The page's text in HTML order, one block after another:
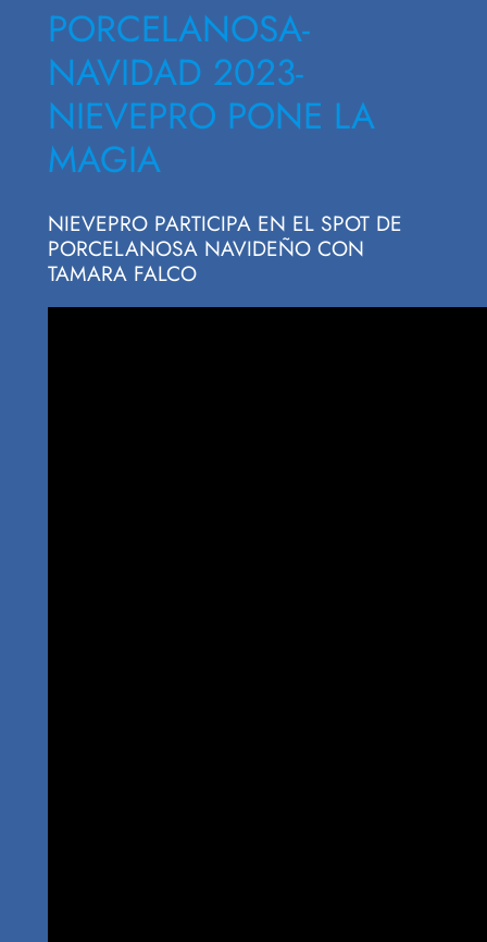
PORCELANOSA-
NAVIDAD 2023-
NIEVEPRO PONE LA
MAGIA
NIEVEPRO PARTICIPA EN EL SPOT DE
PORCELANOSA NAVIDEÑO CON
TAMARA FALCO